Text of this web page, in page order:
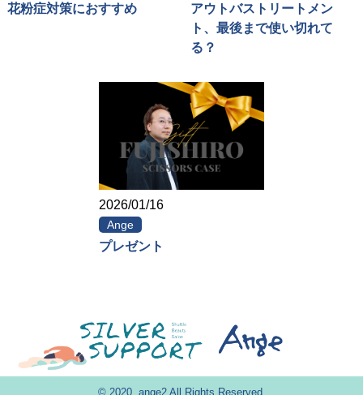
花粉症対策におすすめ
アウトバストリートメン
ト、最後まで使い切れて
る？
2026/01/16
Ange
プレゼント
© 2020. ange2 All Rights Reserved.